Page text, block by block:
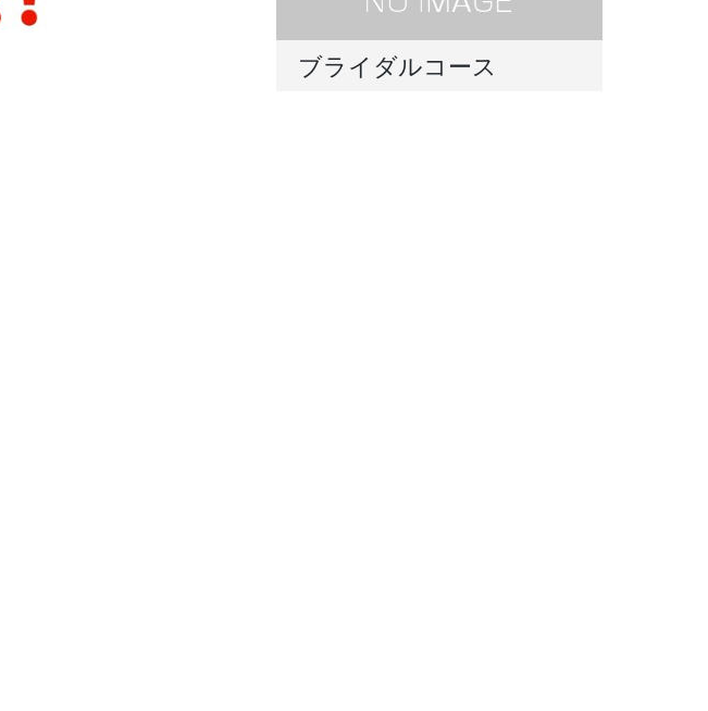
ブライダルコース